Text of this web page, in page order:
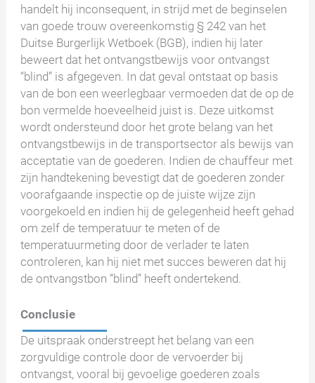
handelt hij inconsequent, in strijd met de beginselen
van goede trouw overeenkomstig § 242 van het
Duitse Burgerlijk Wetboek (BGB), indien hij later
beweert dat het ontvangstbewijs voor ontvangst
“blind” is afgegeven. In dat geval ontstaat op basis
van de bon een weerlegbaar vermoeden dat de op de
bon vermelde hoeveelheid juist is. Deze uitkomst
wordt ondersteund door het grote belang van het
ontvangstbewijs in de transportsector als bewijs van
acceptatie van de goederen. Indien de chauffeur met
zijn handtekening bevestigt dat de goederen zonder
voorafgaande inspectie op de juiste wijze zijn
voorgekoeld en indien hij de gelegenheid heeft gehad
om zelf de temperatuur te meten of de
temperatuurmeting door de verlader te laten
controleren, kan hij niet met succes beweren dat hij
de ontvangstbon “blind” heeft ondertekend.
Conclusie
De uitspraak onderstreept het belang van een
zorgvuldige controle door de vervoerder bij
ontvangst, vooral bij gevoelige goederen zoals